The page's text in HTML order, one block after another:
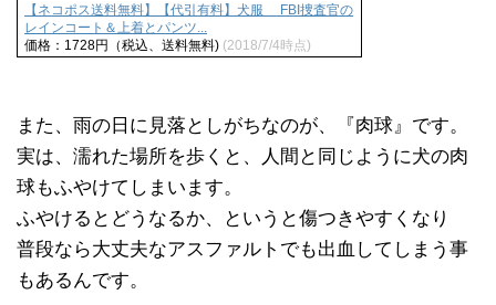
【ネコポス送料無料】【代引有料】犬服 FBI捜査官の
レインコート＆上着とパンツ...
価格：1728円（税込、送料無料) (2018/7/4時点)
また、雨の日に見落としがちなのが、『肉球』です。
実は、濡れた場所を歩くと、人間と同じように犬の肉
球もふやけてしまいます。
ふやけるとどうなるか、というと傷つきやすくなり
普段なら大丈夫なアスファルトでも出血してしまう事
もあるんです。